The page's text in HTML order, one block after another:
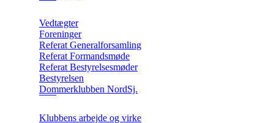
Vedtægter
Foreninger
Referat Generalforsamling
Referat Formandsmøde
Referat Bestyrelsesmøder
Bestyrelsen
Dommerklubben NordSj.
Klubbens arbejde og virke